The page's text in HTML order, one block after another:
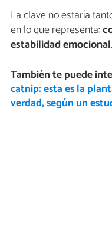
La clave no estaría
en lo que representa:
estabilidad emocional.
También te puede
catnip: esta es la
verdad, según un